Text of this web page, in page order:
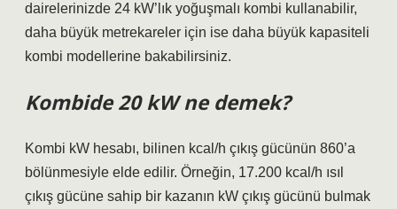
dairelerinizde 24 kW’lık yoğuşmalı kombi kullanabilir,
daha büyük metrekareler için ise daha büyük kapasiteli
kombi modellerine bakabilirsiniz.
Kombide 20 kW ne demek?
Kombi kW hesabı, bilinen kcal/h çıkış gücünün 860’a
bölünmesiyle elde edilir. Örneğin, 17.200 kcal/h ısıl
çıkış gücüne sahip bir kazanın kW çıkış gücünü bulmak